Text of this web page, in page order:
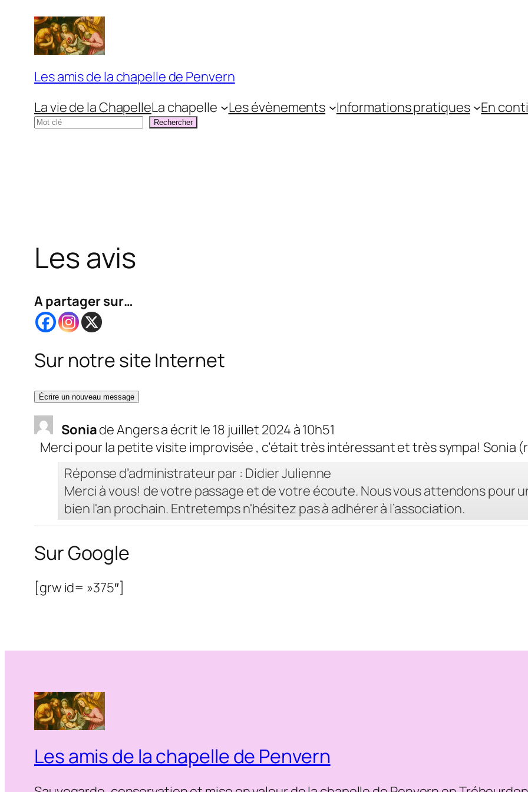
contenu
Les amis de la chapelle de Penvern
La vie de la ChapelleLa chapelle Les évènements Informations pratiques En
Rechercher
Rechercher
Les avis
A partager sur…
Sur notre site Internet
SoniadeAngersa écrit le 18 juillet 2024 à10h51
Merci pour la petite visite improvisée , c’était très intéressant et très sympa! Sonia
Réponse d’administrateur par : Didier Julienne
Merci à vous! de votre passage et de votre écoute. Nous vous attendons pour
bien l'an prochain. Entretemps n'hésitez pas à adhérer à l’association.
Sur Google
[grw id= »375″]
Les amis de la chapelle de Penvern